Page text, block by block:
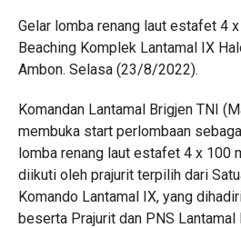
Gelar lomba renang laut estafet 4
Beaching Komplek Lantamal IX
Ambon. Selasa (23/8/2022).
Komandan Lantamal Brigjen TNI
membuka start perlombaan
lomba renang laut estafet 4 x 100
diikuti oleh prajurit terpilih dari
Komando Lantamal IX, yang
beserta Prajurit dan PNS Lantamal